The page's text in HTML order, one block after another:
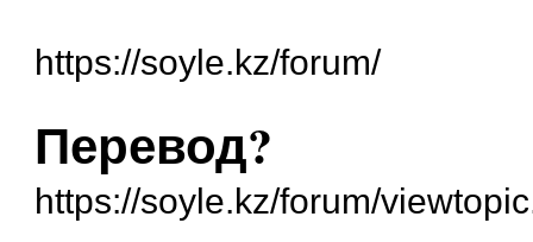
https://soyle.kz/forum/
Перевод?
https://soyle.kz/forum/